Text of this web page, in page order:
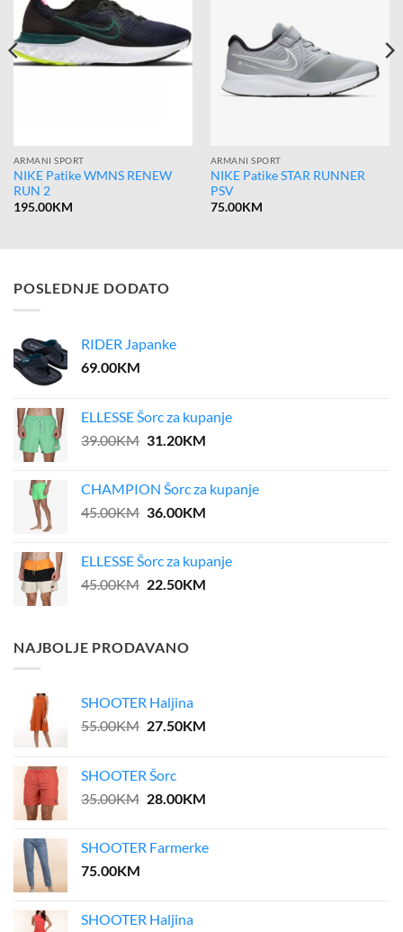
ARMANI SPORT
NIKE Patike WMNS RENEW
RUN 2
195.00KM
ARMANI SPORT
NIKE Patike STAR RUNNER
PSV
75.00KM
POSLEDNJE DODATO
RIDER Japanke
69.00KM
ELLESSE Šorc za kupanje
39.00KM Original
39.00KM.
31.20KMCurrent
31.20KM.
CHAMPION Šorc za kupanje
45.00KM Original
45.00KM.
36.00KMCurrent
36.00KM.
ELLESSE Šorc za kupanje
45.00KM Original
45.00KM.
22.50KMCurrent
NAJBOLJE PRODAVANO
SHOOTER Haljina
55.00KM Original
55.00KM.
27.50KMCurrent
SHOOTER Šorc
35.00KM Original
35.00KM.
28.00KMCurrent
28.00KM.
SHOOTER Farmerke
75.00KM
SHOOTER Haljina